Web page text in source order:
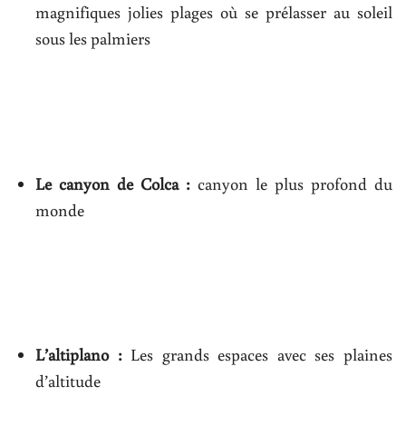
magnifiques jolies plages où se prélasser au soleil
sous les palmiers
Le canyon de Colca : canyon le plus profond du
monde
L’altiplano : Les grands espaces avec ses plaines
d’altitude